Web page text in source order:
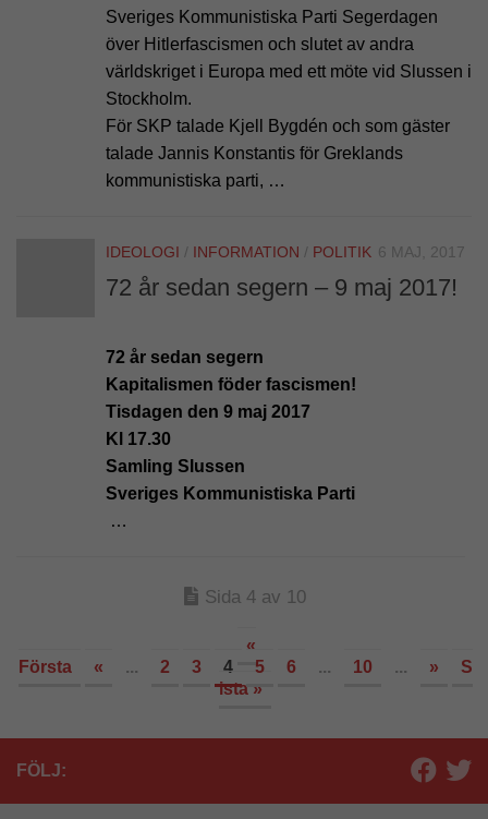
Sveriges Kommunistiska Parti Segerdagen
över Hitlerfascismen och slutet av andra
världskriget i Europa med ett möte vid Slussen i
Stockholm.
För SKP talade Kjell Bygdén och som gäster
talade Jannis Konstantis för Greklands
kommunistiska parti, …
IDEOLOGI / INFORMATION / POLITIK 6 MAJ, 2017
72 år sedan segern – 9 maj 2017!
72 år sedan segern
Kapitalismen föder fascismen!
Tisdagen den 9 maj 2017
Kl 17.30
Samling Slussen
Sveriges Kommunistiska Parti
…
Sida 4 av 10
«
Första
« ... 2 3 4 5 6 ... 10 ... »
S
ista »
FÖLJ: